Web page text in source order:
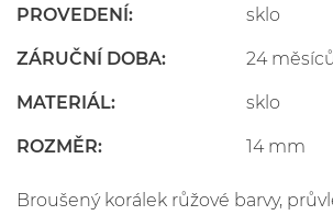
PROVEDENÍ: sklo
ZÁRUČNÍ DOBA: 24 měsíců
MATERIÁL: sklo
ROZMĚR: 14 mm
Broušený korálek růžové barvy,